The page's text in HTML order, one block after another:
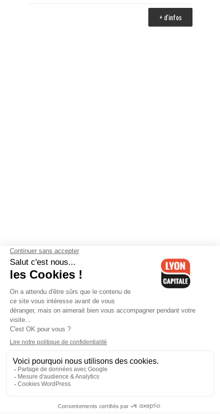
+ d'infos
Contactez-nous-Mentions légales-CGV-Politique de
confidentialité-Gestion des cookies
Cedex 06